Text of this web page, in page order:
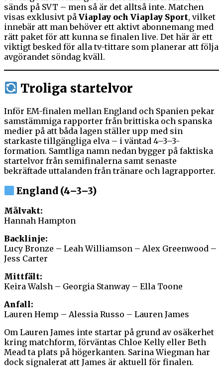
sänds på SVT – men så är det alltså inte. Matchen
visas exklusivt på Viaplay och Viaplay Sport, vilket
innebär att man behöver ett aktivt abonnemang med
rätt paket för att kunna se finalen live. Det här är ett
viktigt besked för alla tv-tittare som planerar att följa
avgörandet söndag kväll.
Troliga startelvor
Inför EM-finalen mellan England och Spanien pekar
samstämmiga rapporter från brittiska och spanska
medier på att båda lagen ställer upp med sin
starkaste tillgängliga elva – i väntad 4–3–3-
formation. Samtliga namn nedan bygger på faktiska
startelvor från semifinalerna samt senaste
bekräftade uttalanden från tränare och lagrapporter.
England (4–3–3)
Målvakt:
Hannah Hampton
Backlinje:
Lucy Bronze – Leah Williamson – Alex Greenwood –
Jess Carter
Mittfält:
Keira Walsh – Georgia Stanway – Ella Toone
Anfall:
Lauren Hemp – Alessia Russo – Lauren James
Om Lauren James inte startar på grund av osäkerhet
kring matchform, förväntas Chloe Kelly eller Beth
Mead ta plats på högerkanten. Sarina Wiegman har
dock signalerat att James är aktuell för finalen.